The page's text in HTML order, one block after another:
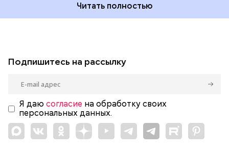
Читать полностью
Подпишитесь на рассылку
Я даю согласие на обработку своих
персональных данных.